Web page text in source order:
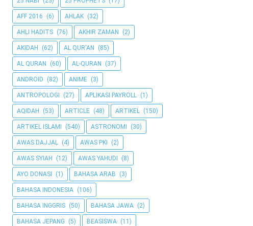
AFF 2016 (6) AHLAK (32)
AHLI HADITS (76) AKHIR ZAMAN (2)
AKIDAH (62) AL QUR'AN (85)
AL QURAN (60) AL-QURAN (37)
ANDROID (82) ANIME (3)
ANTROPOLOGI (27) APLIKASI PAYROLL (1)
AQIDAH (53) ARTICLE (48) ARTIKEL (150)
ARTIKEL ISLAMI (540) ASTRONOMI (30)
AWAS DAJJAL (4) AWAS PKI (2)
AWAS SYIAH (12) AWAS YAHUDI (8)
AYO DONASI (1) BAHASA ARAB (3)
BAHASA INDONESIA (106)
BAHASA INGGRIS (50) BAHASA JAWA (2)
BAHASA JEPANG (5) BEASISWA (11)